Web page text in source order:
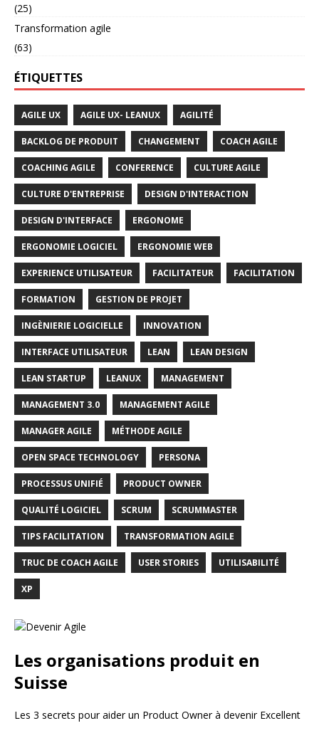
(25)
Transformation agile
(63)
ÉTIQUETTES
AGILE UX AGILE UX- LEANUX AGILITÉ
BACKLOG DE PRODUIT CHANGEMENT COACH AGILE
COACHING AGILE CONFERENCE CULTURE AGILE
CULTURE D'ENTREPRISE DESIGN D'INTERACTION
DESIGN D'INTERFACE ERGONOME
ERGONOMIE LOGICIEL ERGONOMIE WEB
EXPERIENCE UTILISATEUR FACILITATEUR FACILITATION
FORMATION GESTION DE PROJET
INGÈNIERIE LOGICIELLE INNOVATION
INTERFACE UTILISATEUR LEAN LEAN DESIGN
LEAN STARTUP LEANUX MANAGEMENT
MANAGEMENT 3.0 MANAGEMENT AGILE
MANAGER AGILE MÉTHODE AGILE
OPEN SPACE TECHNOLOGY PERSONA
PROCESSUS UNIFIÉ PRODUCT OWNER
QUALITÉ LOGICIEL SCRUM SCRUMMASTER
TIPS FACILITATION TRANSFORMATION AGILE
TRUC DE COACH AGILE USER STORIES UTILISABILITÉ
XP
Les organisations produit en
Suisse
Les 3 secrets pour aider un Product Owner à devenir Excellent